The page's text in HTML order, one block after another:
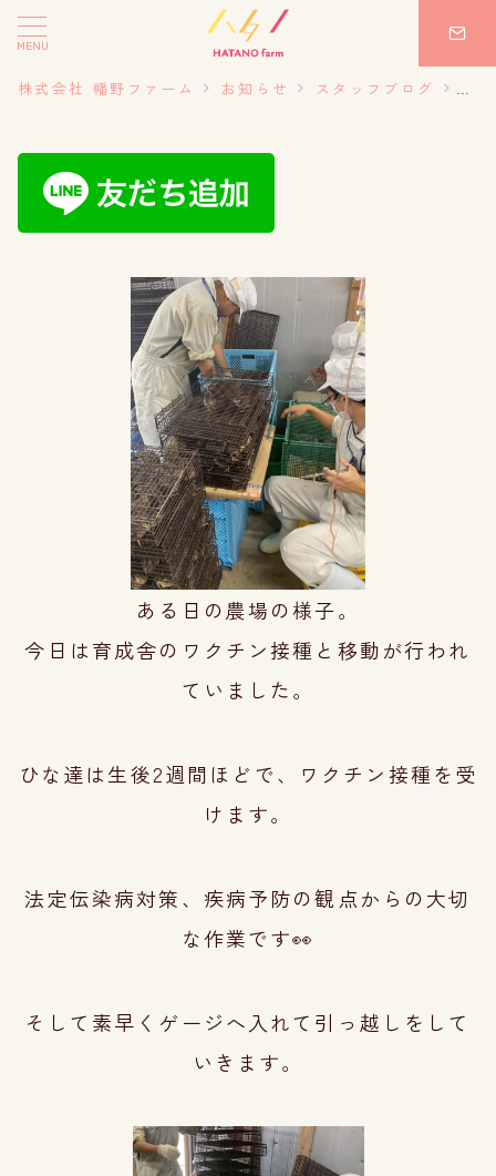
MENU
株式会社 幡野ファーム お知らせ スタッフブログ
ある日の農場の様子。
今日は育成舎のワクチン接種と移動が行われ
ていま した。
ひな達は生後2週間ほどで、ワクチン接種を受
けます。
法定伝染病対策、疾病予防の観点からの大切
な作業です👀
そして素早くゲージへ入れて引っ越しをして
いきます。